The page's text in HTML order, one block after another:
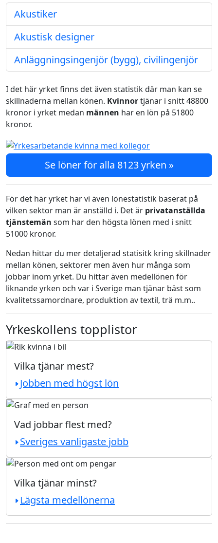
Akustiker
Akustisk designer
Anläggningsingenjör (bygg), civilingenjör
I det här yrket finns det även statistik där man kan se
skillnaderna mellan könen. Kvinnortjänar i snitt 48800
kronor i yrket medan männen har en lön på 51800
kronor.
Se löner för alla 8123 yrken »
För det här yrket har vi även lönestatistik baserat på
vilken sektor man är anställd i. Det är privatanställda
tjänstemän som har den högsta lönen med i snitt
51000 kronor.
Nedan hittar du mer detaljerad statisitk kring skillnader
mellan könen, sektorer men även hur många som
jobbar inom yrket. Du hittar även medellönen för
liknande yrken och var i Sverige man tjänar bäst som
kvalitetssamordnare, produktion av textil, trä m.m..
Yrkeskollens topplistor
Vilka tjänar mest?
Jobben med högst lön
Vad jobbar flest med?
Sveriges vanligaste jobb
Vilka tjänar minst?
Lägsta medellönerna